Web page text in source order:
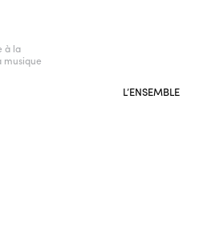
à la
musique
L’ENSEMBLE